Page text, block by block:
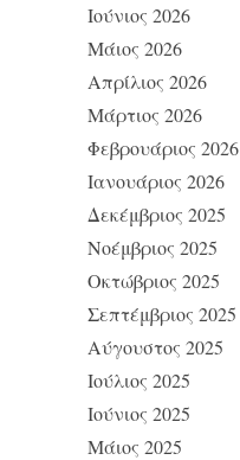
Ιούνιος 2026
Μάιος 2026
Απρίλιος 2026
Μάρτιος 2026
Φεβρουάριος 2026
Ιανουάριος 2026
Δεκέμβριος 2025
Νοέμβριος 2025
Οκτώβριος 2025
Σεπτέμβριος 2025
Αύγουστος 2025
Ιούλιος 2025
Ιούνιος 2025
Μάιος 2025